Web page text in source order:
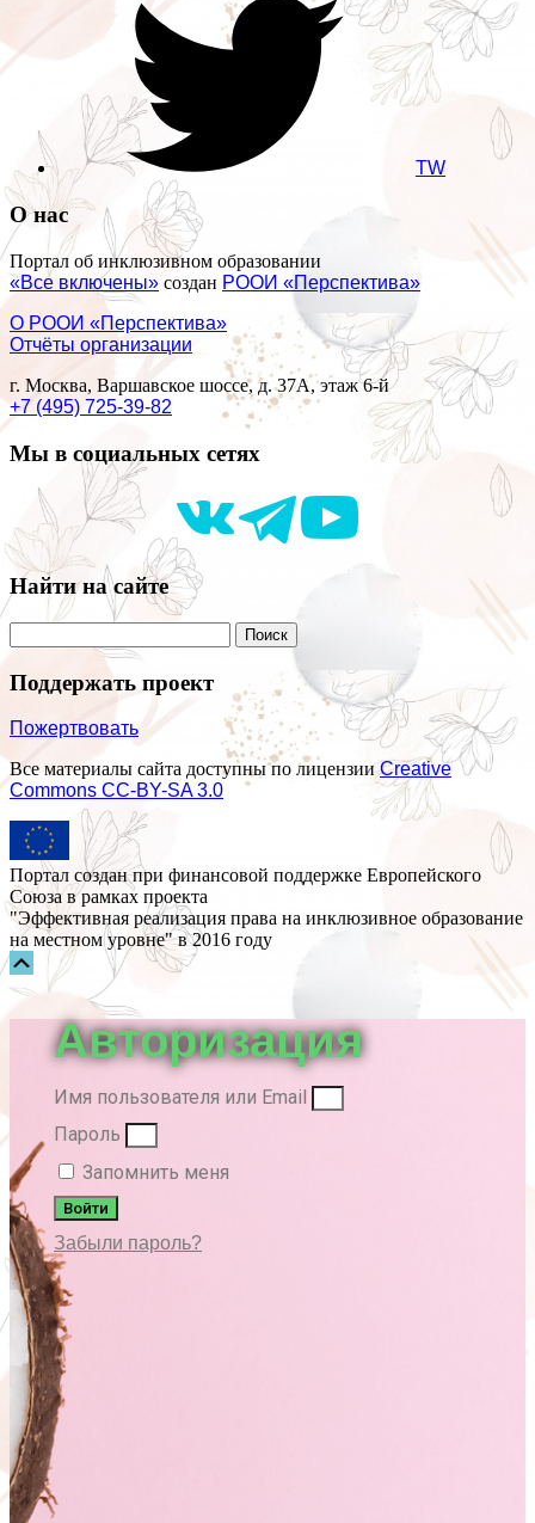
TW
О нас
Портал об инклюзивном образовании
«Все включены» создан РООИ «Перспектива»
О РООИ «Перспектива»
Отчёты организации
г. Москва, Варшавское шоссе, д. 37А, этаж 6-й
+7 (495) 725-39-82
Мы в социальных сетях
Найти на сайте
Поддержать проект
Пожертвовать
Все материалы сайта доступны по лицензииCreative
Commons СС-BY-SA 3.0
Портал создан при финансовой поддержке Европейского
Союза в рамках проекта
"Эффективная реализация права на инклюзивное образование
на местном уровне" в 2016 году
Прокрутка
вверх
Авторизация
Имя пользователя или Email
Пароль
Запомнить меня
Войти
Забыли пароль?